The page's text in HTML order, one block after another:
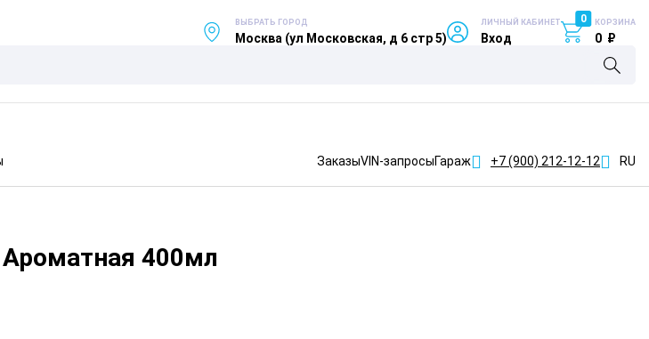
ВЫБРАТЬ ГОРОД
Москва (ул Московская, д 6 стр 5)
ЛИЧНЫЙ КАБИНЕТ
Вход
0 КОРЗИНА
0 ₽
ЗаказыVIN-запросыГараж +7 (900) 212-12-12 RU
Ароматная 400мл